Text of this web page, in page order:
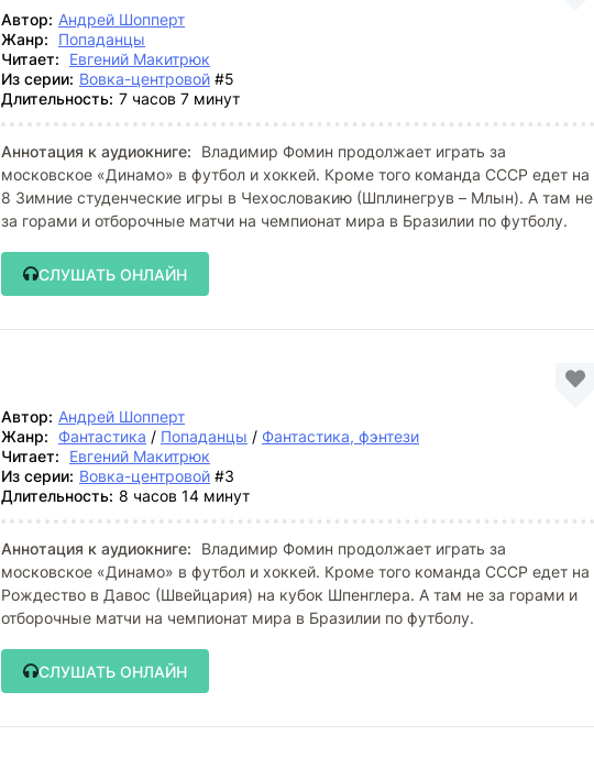
Автор: Андрей Шопперт
Жанр:
Попаданцы
Читает:
Евгений Макитрюк
Из серии: Вовка-центровой #5
Длительность: 7 часов 7 минут
Аннотация к аудиокниге:
Владимир Фомин продолжает играть за
московское «Динамо» в футбол и хоккей. Кроме того команда СССР едет на
8 Зимние студенческие игры в Чехословакию (Шплинегрув – Млын). А там не
за горами и отборочные матчи на чемпионат мира в Бразилии по футболу.
СЛУШАТЬ ОНЛАЙН
Автор: Андрей Шопперт
Жанр:
Фантастика / Попаданцы / Фантастика, фэнтези
Читает:
Евгений Макитрюк
Из серии: Вовка-центровой #3
Длительность: 8 часов 14 минут
Аннотация к аудиокниге:
Владимир Фомин продолжает играть за
московское «Динамо» в футбол и хоккей. Кроме того команда СССР едет на
Рождество в Давос (Швейцария) на кубок Шпенглера. А там не за горами и
отборочные матчи на чемпионат мира в Бразилии по футболу.
СЛУШАТЬ ОНЛАЙН